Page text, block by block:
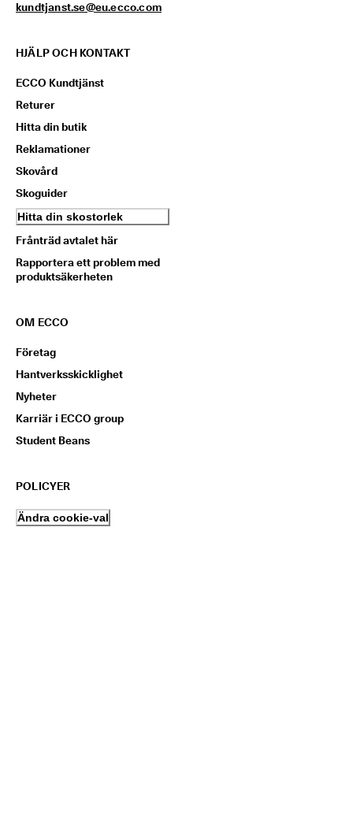
kundtjanst.se@eu.ecco.com
HJÄLP OCH KONTAKT
ECCO Kundtjänst
Returer
Hitta din butik
Reklamationer
Skovård
Skoguider
Hitta din skostorlek
Frånträd avtalet här
Rapportera ett problem med
produktsäkerheten
OM ECCO
Företag
Hantverksskicklighet
Nyheter
Karriär i ECCO group
Student Beans
POLICYER
Ändra cookie-val